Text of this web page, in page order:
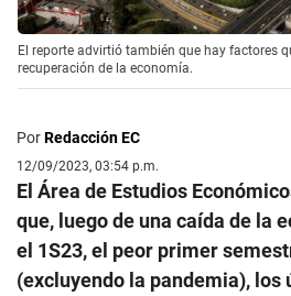
El reporte advirtió también que hay factores
recuperación de la economía.
PorRedacción EC
12/09/2023, 03:54 p.m.
El Área de Estudios
que, luego de una caída de la
el 1S23, el peor primer
(excluyendo la pandemia),